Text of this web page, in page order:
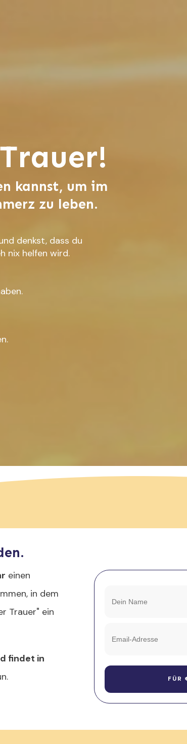
kannst, um im
zu leben.
denkst, dass du
nix helfen wird.
einen
in dem
Trauer" ein
findet in
FÜR